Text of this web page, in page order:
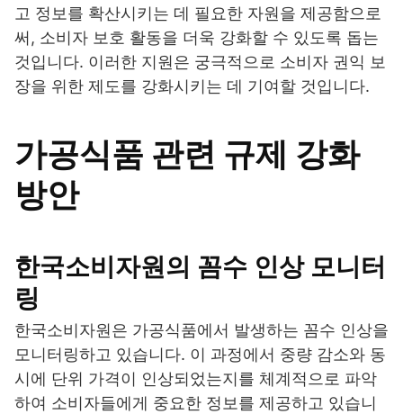
고 정보를 확산시키는 데 필요한 자원을 제공함으로
써, 소비자 보호 활동을 더욱 강화할 수 있도록 돕는
것입니다. 이러한 지원은 궁극적으로 소비자 권익 보
장을 위한 제도를 강화시키는 데 기여할 것입니다.
가공식품 관련 규제 강화
방안
한국소비자원의 꼼수 인상 모니터
링
한국소비자원은 가공식품에서 발생하는 꼼수 인상을
모니터링하고 있습니다. 이 과정에서 중량 감소와 동
시에 단위 가격이 인상되었는지를 체계적으로 파악
하여 소비자들에게 중요한 정보를 제공하고 있습니